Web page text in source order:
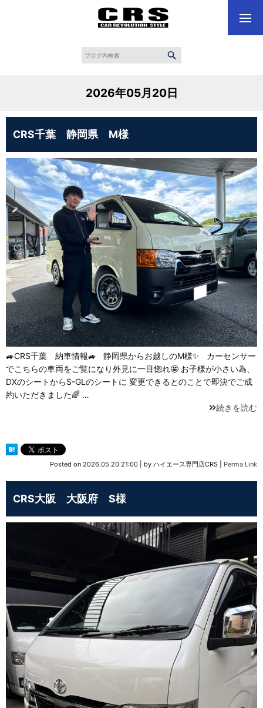
2026年05月20日
CRS千葉 静岡県 M様
🚙CRS千葉 納車情報🚙 静岡県からお越しのM様✨ カーセンサー
でこちらの車両をご覧になり外見に一目惚れ🤩 お子様が小さい為、
DXのシートからS-GLのシートに 変更できるとのことで即決でご成
約いただきました🌈 …
続きを読む
Posted on 2026.05.20 21:00 by ハイエース専門店CRS Perma Link
CRS大阪 大阪府 S様